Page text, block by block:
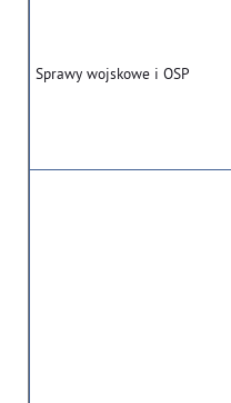
Sprawy wojskowe i OSP